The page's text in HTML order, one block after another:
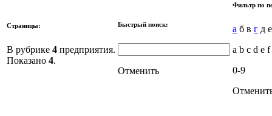
Страницы:
В рубрике 4 предприятия.
Показано 4.
Быстрый поиск:
Отменить
Фильтр по
а б в г д
a b c d e
0-9